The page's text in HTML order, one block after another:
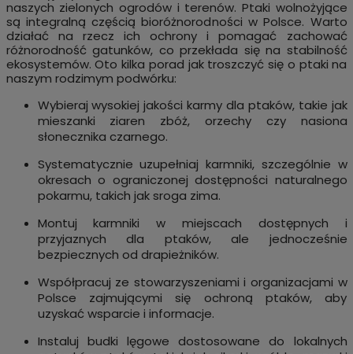
naszych zielonych ogrodów i terenów. Ptaki wolnożyjące
są integralną częścią bioróżnorodności w Polsce. Warto
działać na rzecz ich ochrony i pomagać zachować
różnorodność gatunków, co przekłada się na stabilność
ekosystemów. Oto kilka porad jak troszczyć się o ptaki na
naszym rodzimym podwórku:
Wybieraj wysokiej jakości karmy dla ptaków, takie jak
mieszanki ziaren zbóż, orzechy czy nasiona
słonecznika czarnego.
Systematycznie uzupełniaj karmniki, szczególnie w
okresach o ograniczonej dostępności naturalnego
pokarmu, takich jak sroga zima.
Montuj karmniki w miejscach dostępnych i
przyjaznych dla ptaków, ale jednocześnie
bezpiecznych od drapieżników.
Współpracuj ze stowarzyszeniami i organizacjami w
Polsce zajmującymi się ochroną ptaków, aby
uzyskać wsparcie i informacje.
Instaluj budki lęgowe dostosowane do lokalnych